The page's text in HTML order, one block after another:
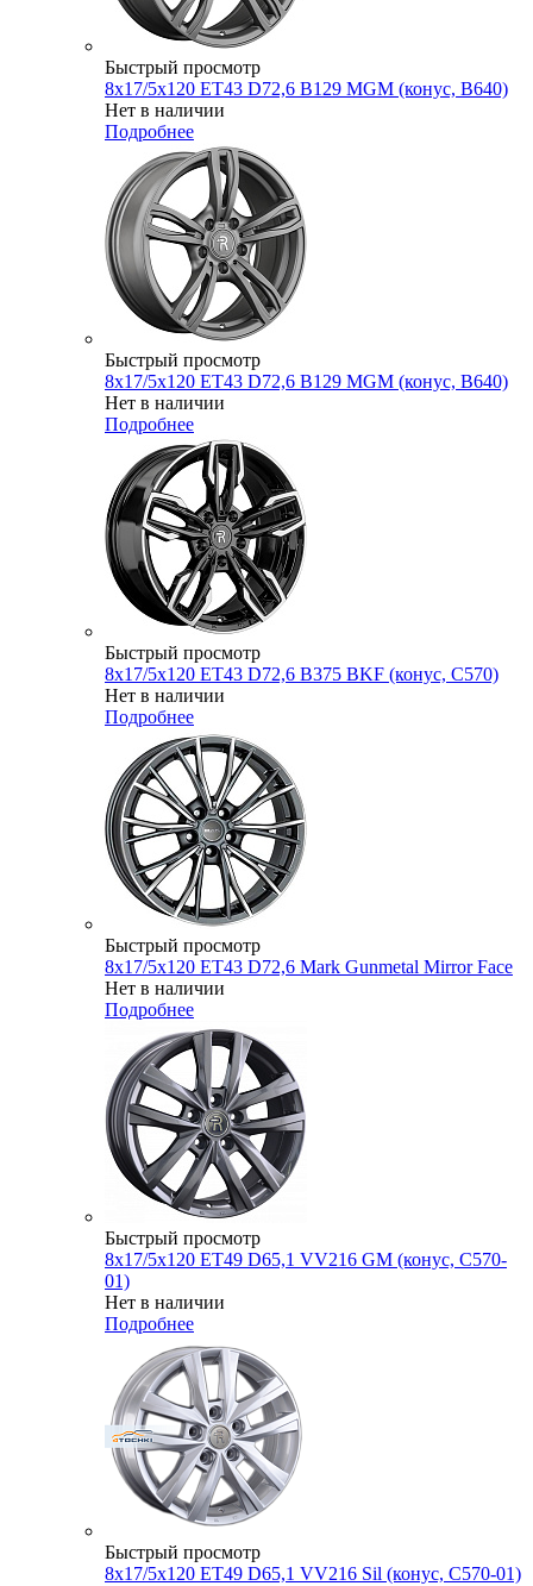
Быстрый просмотр
8x17/5x120 ET43 D72,6 B129 MGM (конус, B640)
Нет в наличии
Подробнее
Быстрый просмотр
8x17/5x120 ET43 D72,6 B129 MGM (конус, B640)
Нет в наличии
Подробнее
Быстрый просмотр
8x17/5x120 ET43 D72,6 B375 BKF (конус, C570)
Нет в наличии
Подробнее
Быстрый просмотр
8x17/5x120 ET43 D72,6 Mark Gunmetal Mirror Face
Нет в наличии
Подробнее
Быстрый просмотр
8x17/5x120 ET49 D65,1 VV216 GM (конус, C570-
01)
Нет в наличии
Подробнее
Быстрый просмотр
8x17/5x120 ET49 D65,1 VV216 Sil (конус, C570-01)